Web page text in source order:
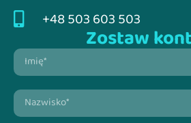
+48 503 603 503
Zostaw